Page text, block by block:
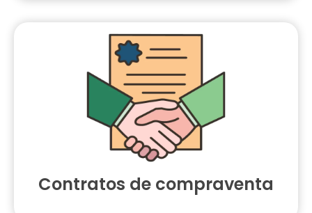
Contratos de compraventa